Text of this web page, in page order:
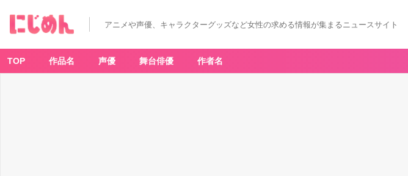
アニメや声優、キャラクターグッズなど女性の求める情報が集まるニュースサイト
TOP 作品名 声優 舞台俳優 作者名